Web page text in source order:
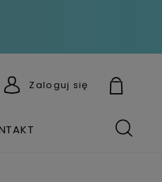
Zaloguj się